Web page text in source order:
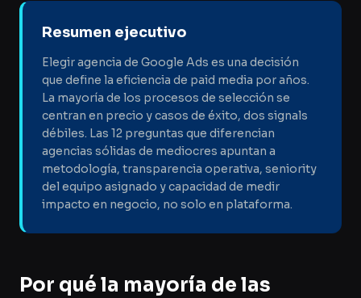
Resumen ejecutivo
Elegir agencia de Google Ads es una decisión
que define la eficiencia de paid media por años.
La mayoría de los procesos de selección se
centran en precio y casos de éxito, dos signals
débiles. Las 12 preguntas que diferencian
agencias sólidas de mediocres apuntan a
metodología, transparencia operativa, seniority
del equipo asignado y capacidad de medir
impacto en negocio, no solo en plataforma.
Por qué la mayoría de las